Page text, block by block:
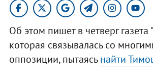
Об этом пишет в четверг газета
которая связывалась со
оппозиции, пытаясьнайти